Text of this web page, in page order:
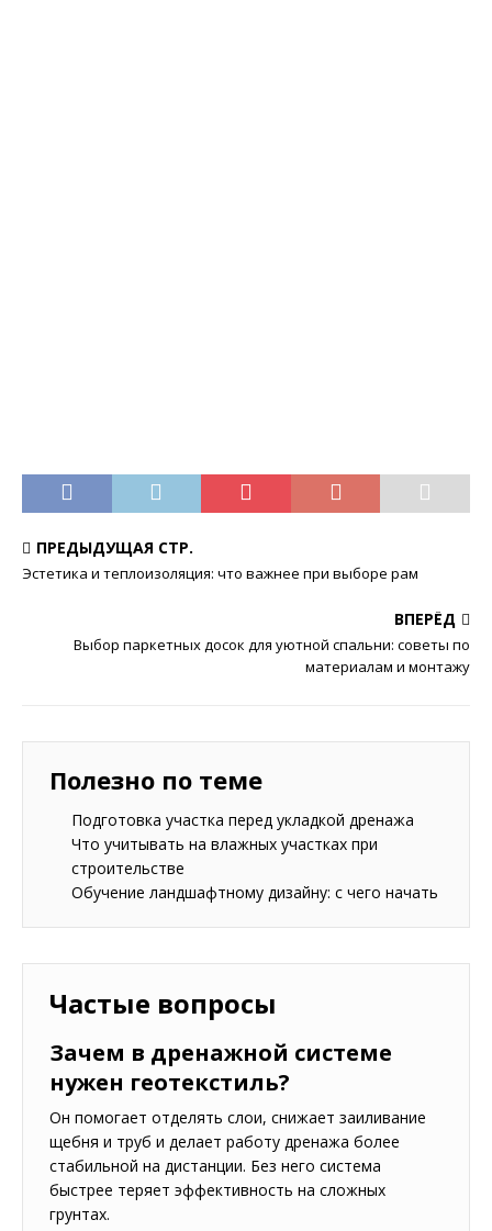
ПРЕДЫДУЩАЯ СТР.
Эстетика и теплоизоляция: что важнее при выборе рам
ВПЕРЁД
Выбор паркетных досок для уютной спальни: советы по
материалам и монтажу
Полезно по теме
Подготовка участка перед укладкой дренажа
Что учитывать на влажных участках при
строительстве
Обучение ландшафтному дизайну: с чего начать
Частые вопросы
Зачем в дренажной системе
нужен геотекстиль?
Он помогает отделять слои, снижает заиливание
щебня и труб и делает работу дренажа более
стабильной на дистанции. Без него система
быстрее теряет эффективность на сложных
грунтах.